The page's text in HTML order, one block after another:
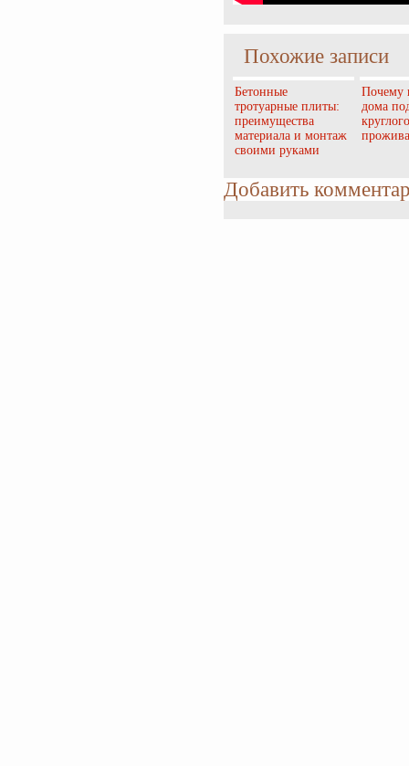
Похожие записи
Бетонные
тротуарные плиты:
преимущества
материала и монтаж
своими руками
Почему
дома
Добавить